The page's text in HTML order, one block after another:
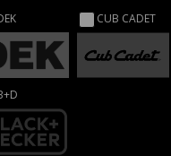
CUB CADET